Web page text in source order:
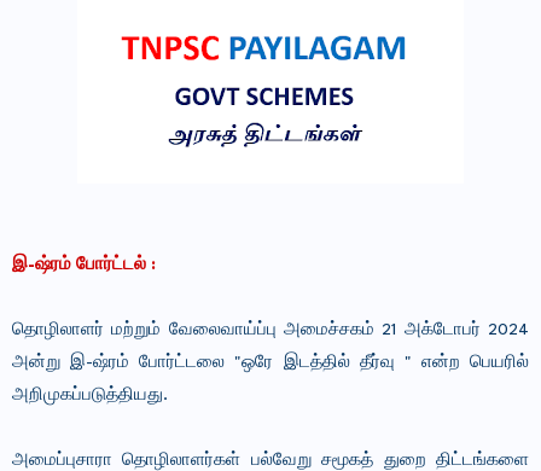
இ-ஷ்ரம் போர்ட்டல் :
தொழிலாளர் மற்றும் வேலைவாய்ப்பு அமைச்சகம் 21 அக்டோபர் 2024
அன்று இ-ஷ்ரம் போர்ட்டலை "ஒரே இடத்தில் தீர்வு " என்ற பெயரில்
அறிமுகப்படுத்தியது.
அமைப்புசாரா தொழிலாளர்கள் பல்வேறு சமூகத் துறை திட்டங்களை